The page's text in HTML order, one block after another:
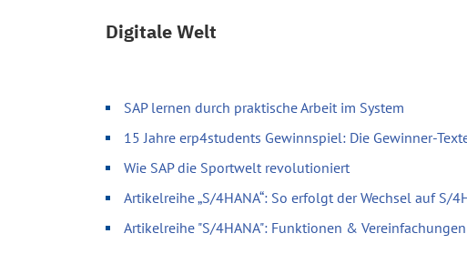
Digitale Welt
SAP lernen durch praktische Arbeit im System
15 Jahre erp4students Gewinnspiel: Die Gewinner-
Wie SAP die Sportwelt revolutioniert
Artikelreihe „S/4HANA“: So erfolgt der Wechsel auf S/
Artikelreihe "S/4HANA": Funktionen &